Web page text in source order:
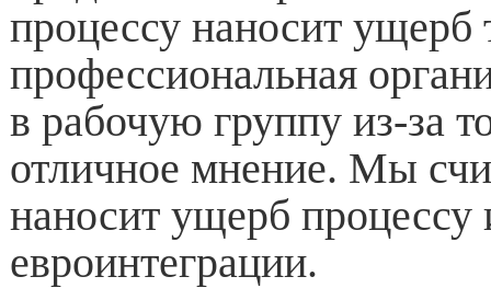
процессу наносит ущерб
профессиональная
в рабочую группу из-за
отличное мнение. Мы
наносит ущерб процессу
евроинтеграции.